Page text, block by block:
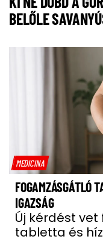
BELŐLE
MEDICINA
FOGAMZÁSGÁTLÓ
IGAZSÁG
Új kérdést
tabletta és